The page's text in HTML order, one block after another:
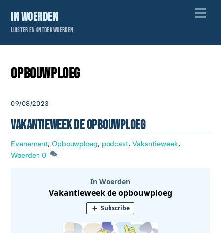
content
In Woerden
Luister en ontdek Woerden
Opbouwploeg
09/08/2023
Vakantieweek de opbouwploeg
Evenement,Opbouwploeg, podcast,Vakantieweek,
Woerden 0